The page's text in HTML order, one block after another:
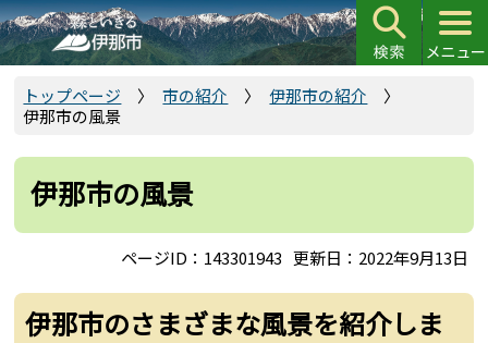
こ
の
ペ
で
トップページ 市の紹介
伊那市の紹介
伊那市の風景
伊那市の風景
ページID：143301943 更新日：2022年9月13日
伊那市のさまざまな風景を紹介しま